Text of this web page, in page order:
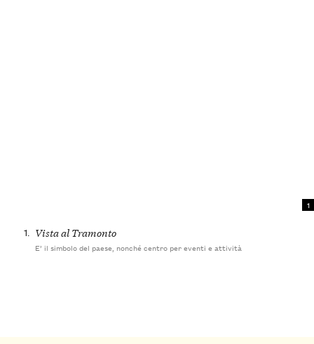
1
1. Vista al Tramonto
E’ il simbolo del paese, nonché centro per eventi e attività